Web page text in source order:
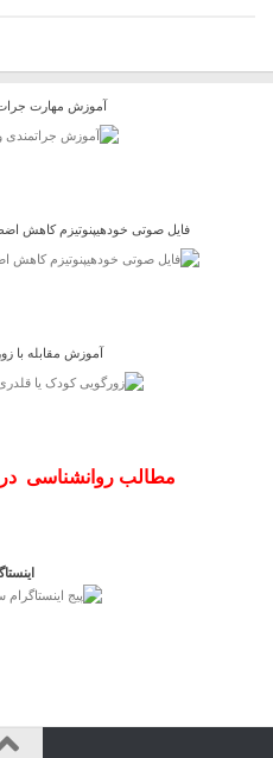
آموزش مقابله با
فایل صوتی خودهیپنوتیزم کاهش
آموزش مهارت
مطالب روانشناسی